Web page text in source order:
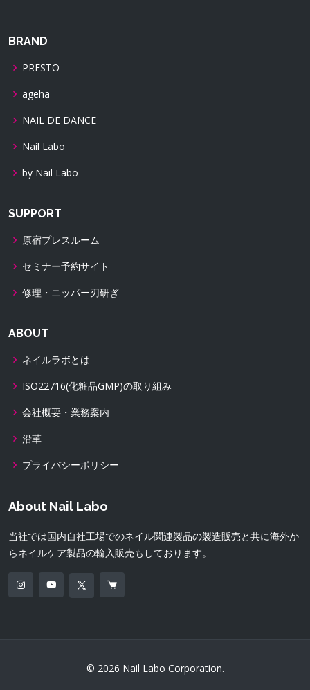
BRAND
PRESTO
ageha
NAIL DE DANCE
Nail Labo
by Nail Labo
SUPPORT
原宿プレスルーム
セミナー予約サイト
修理・ニッパー刃研ぎ
ABOUT
ネイルラボとは
ISO22716(化粧品GMP)の取り組み
会社概要・業務案内
沿革
プライバシーポリシー
About Nail Labo
当社では国内自社工場でのネイル関連製品の製造販売と共に海外か
らネイルケア製品の輸入販売もしております。
© 2026 Nail Labo Corporation.